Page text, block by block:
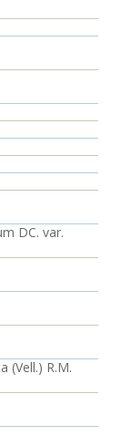
DC. var.
(Vell.) R.M.